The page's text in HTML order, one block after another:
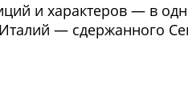
и характеров — в
— сдержанного